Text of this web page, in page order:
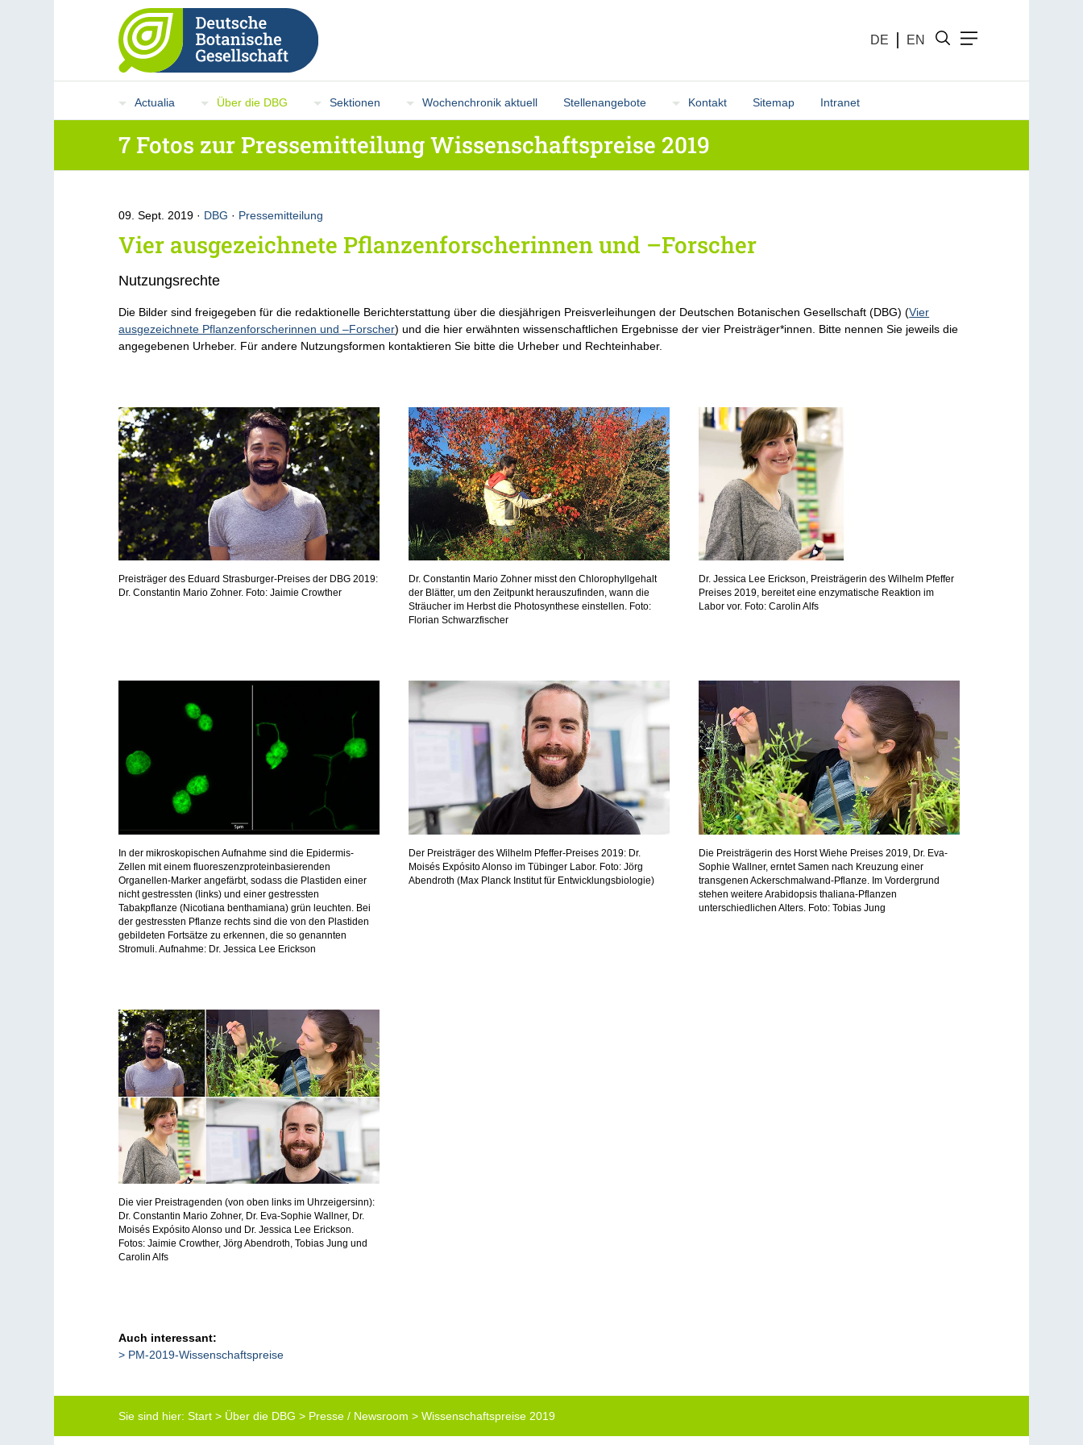
DE EN
Actualia Über die DBG Sektionen Wochenchronik aktuell Stellenangebote Kontakt Sitemap Intranet
7 Fotos zur Pressemitteilung Wissenschaftspreise 2019
09. Sept. 2019 DBG · Pressemitteilung
Vier ausgezeichnete Pflanzenforscherinnen und –Forscher
Nutzungsrechte
Die Bilder sind freigegeben für die redaktionelle Berichterstattung über die diesjährigen Preisverleihungen der Deutschen Botanischen Gesellschaft (DBG) (Vier
ausgezeichnete Pflanzenforscherinnen und –Forscher) und die hier erwähnten wissenschaftlichen Ergebnisse der vier Preisträger*innen. Bitte nennen Sie jeweils die
angegebenen Urheber. Für andere Nutzungsformen kontaktieren Sie bitte die Urheber und Rechteinhaber.
Preisträger des Eduard Strasburger-Preises der DBG 2019:
Dr. Constantin Mario Zohner. Foto: Jaimie Crowther
Dr. Constantin Mario Zohner misst den Chlorophyllgehalt
der Blätter, um den Zeitpunkt herauszufinden, wann die
Sträucher im Herbst die Photosynthese einstellen. Foto:
Florian Schwarzfischer
Dr. Jessica Lee Erickson, Preisträgerin des Wilhelm Pfeffer
Preises 2019, bereitet eine enzymatische Reaktion im
Labor vor. Foto: Carolin Alfs
In der mikroskopischen Aufnahme sind die Epidermis-
Zellen mit einem fluoreszenzproteinbasierenden
Organellen-Marker angefärbt, sodass die Plastiden einer
nicht gestressten (links) und einer gestressten
Tabakpflanze (Nicotiana benthamiana) grün leuchten. Bei
der gestressten Pflanze rechts sind die von den Plastiden
gebildeten Fortsätze zu erkennen, die so genannten
Stromuli. Aufnahme: Dr. Jessica Lee Erickson
Der Preisträger des Wilhelm Pfeffer-Preises 2019: Dr.
Moisés Expósito Alonso im Tübinger Labor. Foto: Jörg
Abendroth (Max Planck Institut für Entwicklungsbiologie)
Die Preisträgerin des Horst Wiehe Preises 2019, Dr. Eva-
Sophie Wallner, erntet Samen nach Kreuzung einer
transgenen Ackerschmalwand-Pflanze. Im Vordergrund
stehen weitere Arabidopsis thaliana-Pflanzen
unterschiedlichen Alters. Foto: Tobias Jung
Die vier Preistragenden (von oben links im Uhrzeigersinn):
Dr. Constantin Mario Zohner, Dr. Eva-Sophie Wallner, Dr.
Moisés Expósito Alonso und Dr. Jessica Lee Erickson.
Fotos: Jaimie Crowther, Jörg Abendroth, Tobias Jung und
Carolin Alfs
Auch interessant:
PM-2019-Wissenschaftspreise
Sie sind hier: Start > Über die DBG > Presse / Newsroom >Wissenschaftspreise 2019